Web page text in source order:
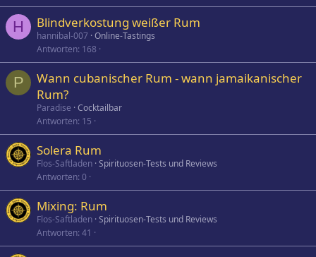
H Blindverkostung weißer Rum
hannibal-007 Online-Tastings
Antworten 168
P
Wann cubanischer Rum - wann jamaikanischer
Rum?
Paradise Cocktailbar
Antworten 15
Solera Rum
Flos-Saftladen Spirituosen-Tests und Reviews
Antworten 0
Mixing: Rum
Flos-Saftladen Spirituosen-Tests und Reviews
Antworten 41